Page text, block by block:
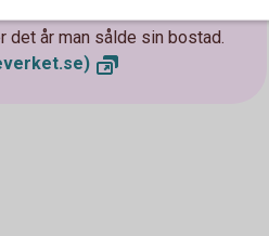
det år man sålde sin bostad.